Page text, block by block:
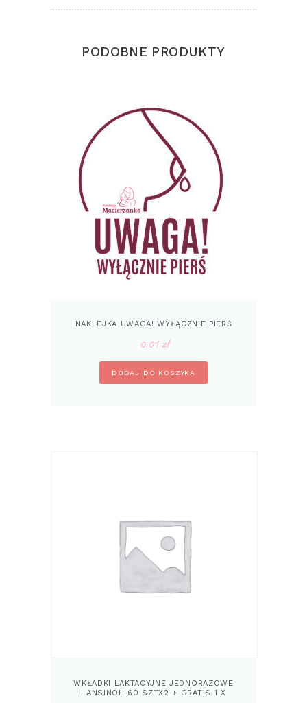
PODOBNE PRODUKTY
NAKLEJKA UWAGA! WYŁĄCZNIE PIERŚ
0.01 zł
DODAJ DO KOSZYKA
WKŁADKI LAKTACYJNE JEDNORAZOWE
LANSINOH 60 SZTX2 + GRATIS 1 X